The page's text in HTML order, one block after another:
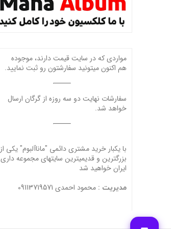
مواردی که در سایت قیمت دارند، موجوده
هم اکنون میتونید سفارشتون رو ثبت نمایید.
سفارشات نهایت دو سه روزه از گرگان ارسال
خواهد شد.
با یکبار خرید مشتری دائمی "ماناآلبوم" یکی از
بزرگترین و قدیمیترین سایتهای مجموعه داری
ایران خواهید شد
مدیریت : محمود احمدی 09113719571